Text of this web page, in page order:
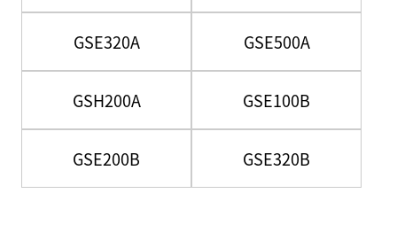
GSE320A GSE500A
GSH200A GSE100B
GSE200B GSE320B